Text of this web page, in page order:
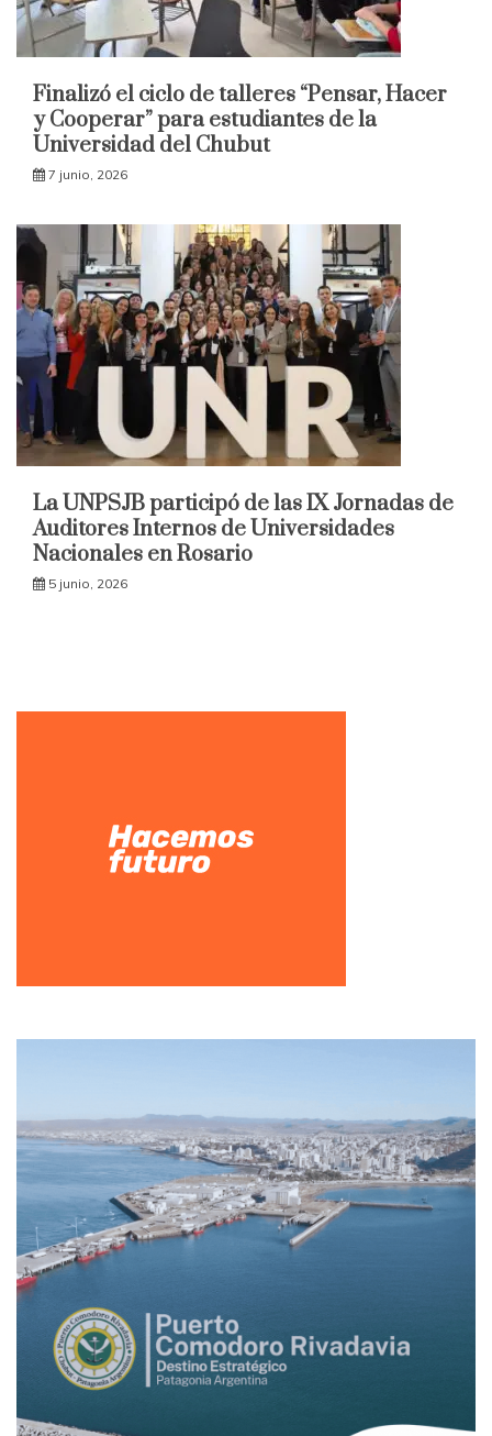
Finalizó el ciclo de talleres “Pensar, Hacer
y Cooperar” para estudiantes de la
Universidad del Chubut
7 junio, 2026
La UNPSJB participó de las IX Jornadas de
Auditores Internos de Universidades
Nacionales en Rosario
5 junio, 2026